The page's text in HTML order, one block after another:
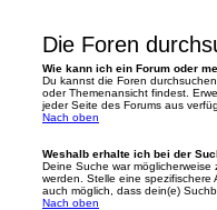
Die Foren
Wie kann ich ein Forum oder
Du kannst die Foren
oder Themenansicht findest.
jeder Seite des Forums aus
Nach oben
Weshalb erhalte ich bei der
Deine Suche war
werden. Stelle eine
auch möglich, dass dein(e)
Nach oben